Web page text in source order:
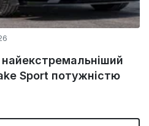
Sport потужністю